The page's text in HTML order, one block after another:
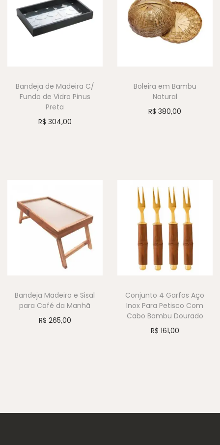
Bandeja de Madeira C/
Fundo de Vidro Pinus
Preta
R$ 304,00
Boleira em Bambu
Natural
R$ 380,00
Bandeja Madeira e Sisal
para Café da Manhã
R$ 265,00
Conjunto 4 Garfos Aço
Inox Para Petisco Com
Cabo Bambu Dourado
R$ 161,00